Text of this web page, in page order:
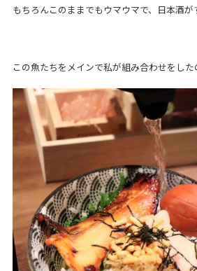
もちろんこのままでもウマウマで、日本酒が
この魚たちをメインで私が組み合わせをした